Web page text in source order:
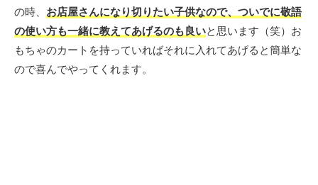
の時、 お店屋さんになり切りたい子供なので、ついでに敬語
の使い方も一緒に教えてあげるのも良いと思います（笑）お
もちゃのカートを持っていればそれに入れてあげると簡単な
ので喜んでやってくれます。